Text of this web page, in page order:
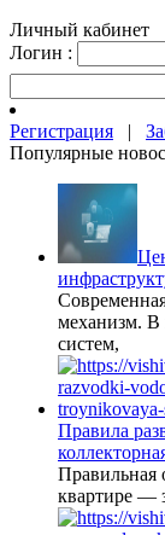
Личный кабинет
Логин :
Регистрация |
Популярные
механизм. В
систем,
Правила
Правильная
квартире —